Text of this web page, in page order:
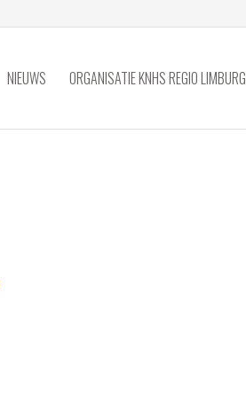
NIEUWS ORGANISATIE KNHS REGIO LIMBURG